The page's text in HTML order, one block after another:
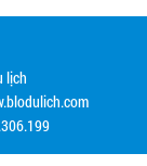
lịch